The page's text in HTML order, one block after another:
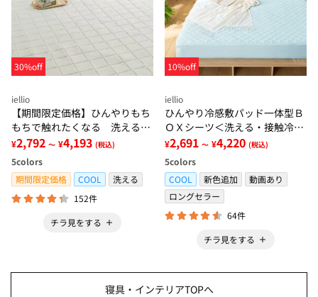
30%off
iellio
【期間限定価格】ひんやりもち
もちで触れたくなる 洗えるラ
グ＜低反発・滑りにくい・接触
冷感・防ダニ・カーペット＞
¥2,792 ～ ¥4,193 (税込)
5colors
期間限定価格
COOL
洗える
152件
チラ見をする
10%off
iellio
ひんやり冷感敷パッド一体型Ｂ
ＯＸシーツ＜洗える・接触冷
感・抗菌防臭・時短・家事楽・
ボックスシーツ・寝苦しさ対策
＞
¥2,691 ～ ¥4,220 (税込)
5colors
COOL
新色追加
動画あり
ロングセラー
64件
チラ見をする
寝具・インテリアTOPへ